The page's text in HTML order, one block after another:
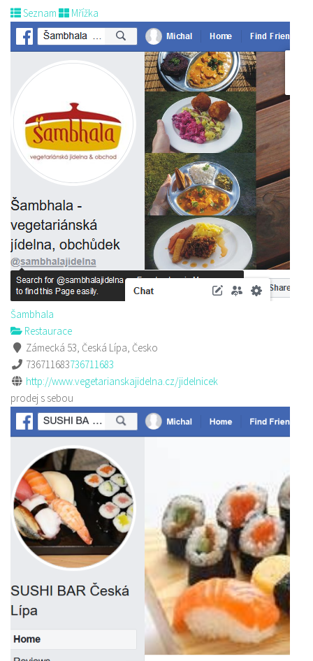
Seznam Mřížka
Šambhala
Restaurace
Zámecká 53, Česká Lípa, Česko
736711683736711683
http://www.vegetarianskajidelna.cz/jidelnicek
prodej s sebou